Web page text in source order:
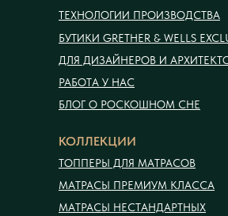
ТЕХНОЛОГИИ ПРОИЗВОДСТВА
БУТИКИ GRETHER & WELLS
ДЛЯ ДИЗАЙНЕРОВ И
РАБОТА У НАС
БЛОГ О РОСКОШНОМ СНЕ
КОЛЛЕКЦИИ
ТОППЕРЫ ДЛЯ МАТРАСОВ
МАТРАСЫ ПРЕМИУМ КЛАССА
МАТРАСЫ НЕСТАНДАРТНЫХ